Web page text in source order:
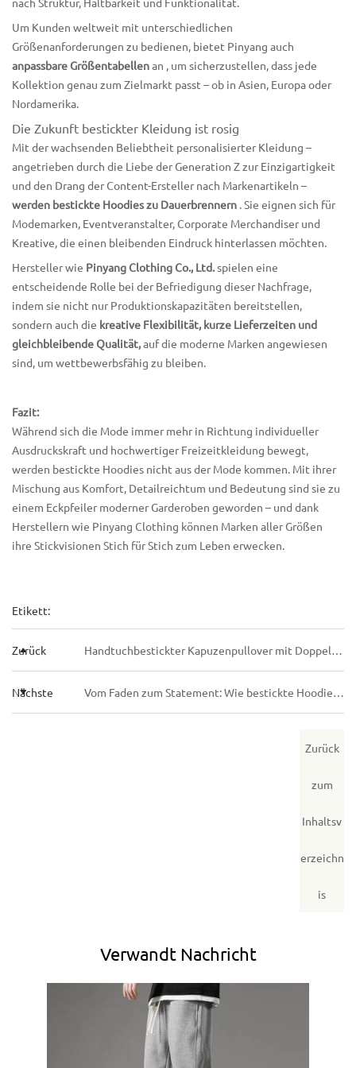
Um Kunden weltweit mit unterschiedlichen
Größenanforderungen zu bedienen, bietet Pinyang auch
anpassbare Größentabellenan , um sicherzustellen, dass jede
Kollektion genau zum Zielmarkt passt – ob in Asien, Europa oder
Nordamerika.
Die Zukunft bestickter Kleidung ist rosig
Mit der wachsenden Beliebtheit personalisierter Kleidung –
angetrieben durch die Liebe der Generation Z zur Einzigartigkeit
und den Drang der Content-Ersteller nach Markenartikeln –
werden bestickte Hoodies zu Dauerbrennern . Sie eignen sich für
Modemarken, Eventveranstalter, Corporate Merchandiser und
Kreative, die einen bleibenden Eindruck hinterlassen möchten.
Hersteller wie Pinyang Clothing Co., Ltd.spielen eine
entscheidende Rolle bei der Befriedigung dieser Nachfrage,
indem sie nicht nur Produktionskapazitäten bereitstellen,
sondern auch die kreative Flexibilität, kurze Lieferzeiten und
gleichbleibende Qualität,auf die moderne Marken angewiesen
sind, um wettbewerbsfähig zu bleiben.
Fazit:
Während sich die Mode immer mehr in Richtung individueller
Ausdruckskraft und hochwertiger Freizeitkleidung bewegt,
werden bestickte Hoodies nicht aus der Mode kommen. Mit ihrer
Mischung aus Komfort, Detailreichtum und Bedeutung sind sie zu
einem Eckpfeiler moderner Garderoben geworden – und dank
Herstellern wie Pinyang Clothing können Marken aller Größen
ihre Stickvisionen Stich für Stich zum Leben erwecken.
Etikett:
Zurück Handtuchbestickter Kapuzenpullover mit Doppelhut, der 2025 übernimmt
Nächste Vom Faden zum Statement: Wie bestickte Hoodies modernen Selbstausdruck definieren
Zurück
zum
Inhaltsv
erzeichn
is
Verwandt Nachricht